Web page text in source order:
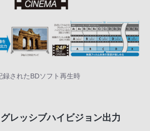
されたBDソフト再生時
レッシブハイビジョン出力